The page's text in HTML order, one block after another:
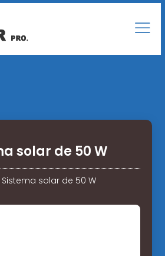
solar de 50 W
Sistema solar de 50 W